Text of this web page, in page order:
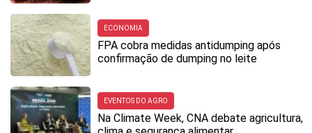
ECONOMIA
FPA cobra medidas antidumping após
confirmação de dumping no leite
EVENTOS DO AGRO
Na Climate Week, CNA debate agricultura,